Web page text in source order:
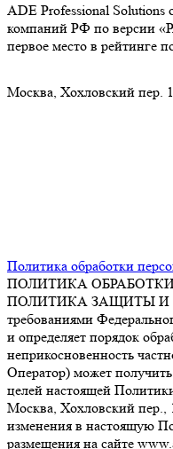
ADE Professional Solutions
компаний РФ по версии
первое место в рейтинге
Москва, Хохловский пер.
Политика обработки
ПОЛИТИКА
ПОЛИТИКА ЗАЩИТЫ И
требованиями
и определяет порядок
неприкосновенность
Оператор) может
целей настоящей
Москва, Хохловский пер.,
изменения в настоящую
размещения на сайте